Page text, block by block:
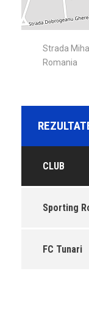
Strada
Romania
CLUB
Sporting
FC Tunari